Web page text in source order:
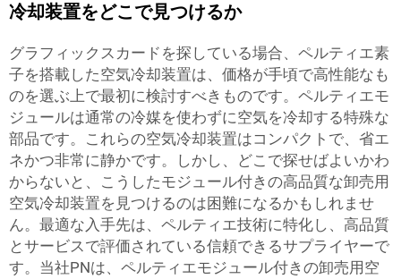
冷却装置をどこで見つけるか
グラフィックスカードを探している場合、ペルティエ素
子を搭載した空気冷却装置は、価格が手頃で高性能なも
のを選ぶ上で最初に検討すべきものです。ペルティエモ
ジュールは通常の冷媒を使わずに空気を冷却する特殊な
部品です。これらの空気冷却装置はコンパクトで、省エ
ネかつ非常に静かです。しかし、どこで探せばよいかわ
からないと、こうしたモジュール付きの高品質な卸売用
空気冷却装置を見つけるのは困難になるかもしれませ
ん。最適な入手先は、ペルティエ技術に特化し、高品質
とサービスで評価されている信頼できるサプライヤーで
す。当社PNは、ペルティエモジュール付きの卸売用空